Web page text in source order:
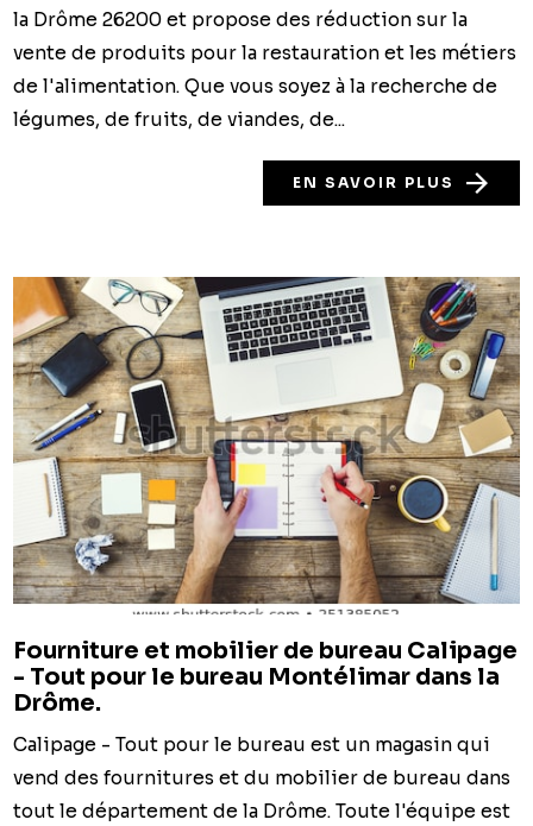
la Drôme 26200 et propose des réduction sur la
vente de produits pour la restauration et les métiers
de l'alimentation. Que vous soyez à la recherche de
légumes, de fruits, de viandes, de...
EN SAVOIR PLUS
Fourniture et mobilier de bureau Calipage
- Tout pour le bureau Montélimar dans la
Drôme.
Calipage - Tout pour le bureau est un magasin qui
vend des fournitures et du mobilier de bureau dans
tout le département de la Drôme. Toute l'équipe est